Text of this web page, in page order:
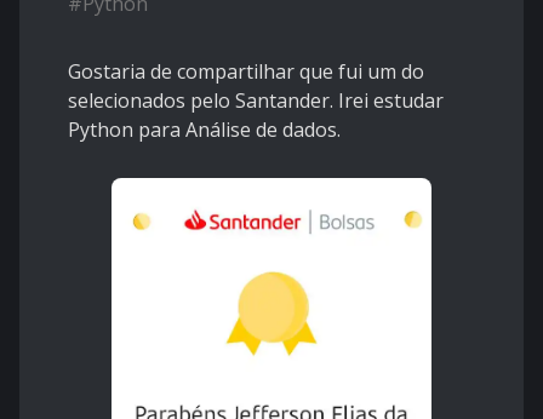
Gostaria de compartilhar que fui um do
selecionados pelo Santander. Irei estudar
Python para Análise de dados.